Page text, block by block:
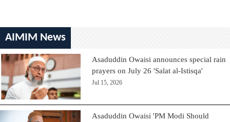
AIMIM News
Asaduddin Owaisi announces special rain
prayers on July 26 'Salat al-Istisqa'
Jul 15, 2026
Asaduddin Owaisi 'PM Modi Should